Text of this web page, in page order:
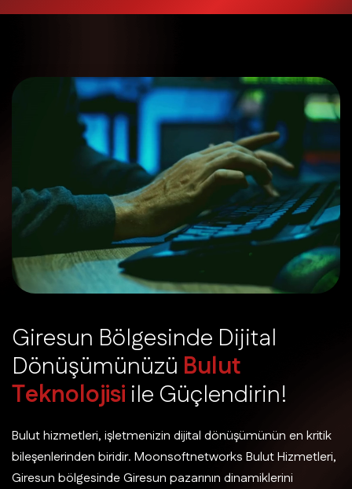
Giresun Bölgesinde Dijital
Dönüşümünüzü Bulut
Teknolojisi ile Güçlendirin!
Bulut hizmetleri, işletmenizin dijital dönüşümünün en kritik
bileşenlerinden biridir. Moonsoftnetworks Bulut Hizmetleri,
Giresun bölgesinde Giresun pazarının dinamiklerini